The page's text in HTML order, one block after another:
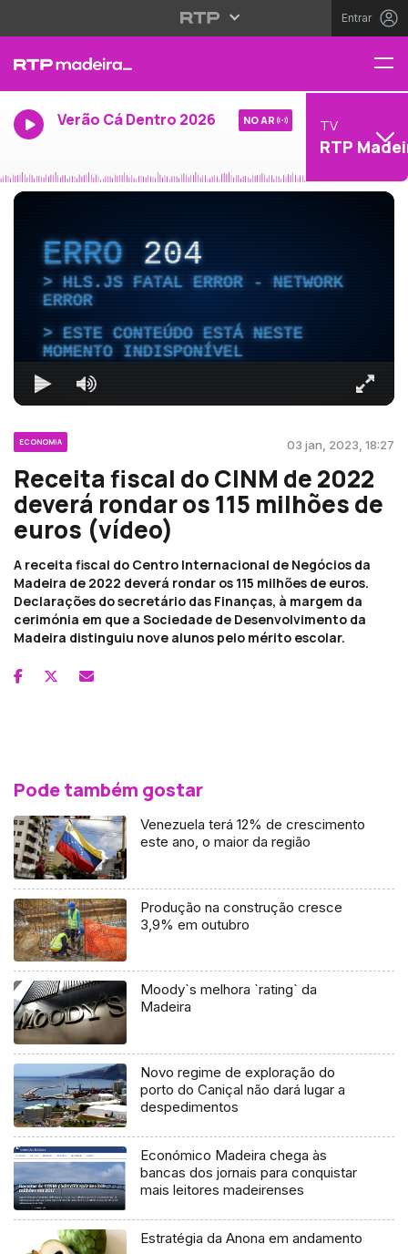
Entrar
Verão Cá Dentro 2026 NO AR TV
RTP
ERRO204
HLS.JS FATAL ERROR - NETWORK
ERROR
ESTE CONTEÚDO ESTÁ NESTE
MOMENTO INDISPONÍVEL
ECONOMIA 03 jan, 2023, 18:27
Receita fiscal do CINM de 2022
deverá rondar os 115 milhões de
euros (vídeo)
A receita fiscal do Centro Internacional de Negócios da
Madeira de 2022 deverá rondar os 115 milhões de euros.
Declarações do secretário das Finanças, à margem da
cerimónia em que a Sociedade de Desenvolvimento da
Madeira distinguiu nove alunos pelo mérito escolar.
Pode também gostar
Venezuela terá 12% de crescimento
este ano, o maior da região
Produção na construção cresce
3,9% em outubro
Moody`s melhora `rating` da
Madeira
Novo regime de exploração do
porto do Caniçal não dará lugar a
despedimentos
Económico Madeira chega às
bancas dos jornais para conquistar
mais leitores madeirenses
Estratégia da Anona em andamento